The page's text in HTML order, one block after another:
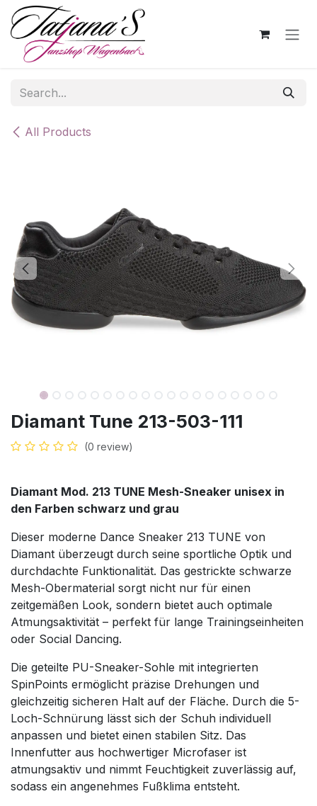
Skip to Content
All Products
Diamant Tune 213-503-111
(0 review)
Diamant Mod. 213 TUNE Mesh-Sneaker unisex in
den Farben schwarz und grau
Dieser moderne Dance Sneaker 213 TUNE von
Diamant überzeugt durch seine sportliche Optik und
durchdachte Funktionalität. Das gestrickte schwarze
Mesh-Obermaterial sorgt nicht nur für einen
zeitgemäßen Look, sondern bietet auch optimale
Atmungsaktivität – perfekt für lange Trainingseinheiten
oder Social Dancing.
Die geteilte PU-Sneaker-Sohle mit integrierten
SpinPoints ermöglicht präzise Drehungen und
gleichzeitig sicheren Halt auf der Fläche. Durch die 5-
Loch-Schnürung lässt sich der Schuh individuell
anpassen und bietet einen stabilen Sitz. Das
Innenfutter aus hochwertiger Microfaser ist
atmungsaktiv und nimmt Feuchtigkeit zuverlässig auf,
sodass ein angenehmes Fußklima entsteht.